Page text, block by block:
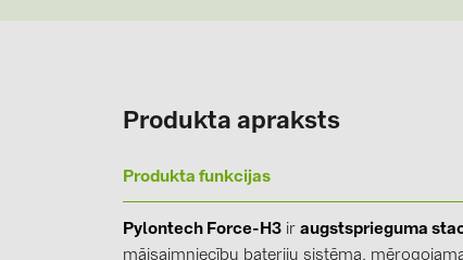
Produkta apraksts
Produkta funkcijas
Pylontech Force-H3 iraugstsprieguma
mājsaimniecību bateriju sistēma,